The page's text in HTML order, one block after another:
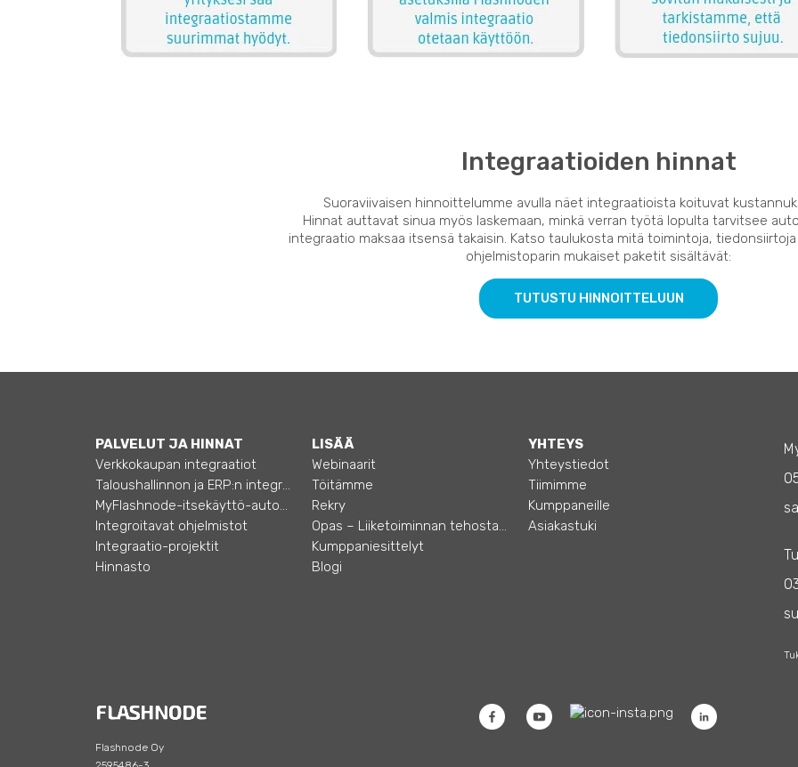
Integraatioiden hinnat
Suoraviivaisen hinnoittelumme avulla näet integraatioista koituvat
Hinnat auttavat sinua myös laskemaan, minkä verran työtä lopulta tarvitsee
integraatio maksaa itsensä takaisin. Katso taulukosta mitä toimintoja,
ohjelmistoparin mukaiset paketit sisältävät:
TUTUSTU HINNOITTELUUN
PALVELUT JA HINNAT
Verkkokaupan integraatiot
Taloushallinnon ja ERP:n integraatiot
MyFlashnode-itsekäyttö-automaatio
Integroitavat ohjelmistot
Integraatio-projektit
Hinnasto
LISÄÄ
Webinaarit
Töitämme
Rekry
Opas – Liiketoiminnan tehostamiseen
Kumppaniesittelyt
Blogi
YHTEYS
Yhteystiedot
Tiimimme
Kumppaneille
Asiakastuki
Flashnode Oy